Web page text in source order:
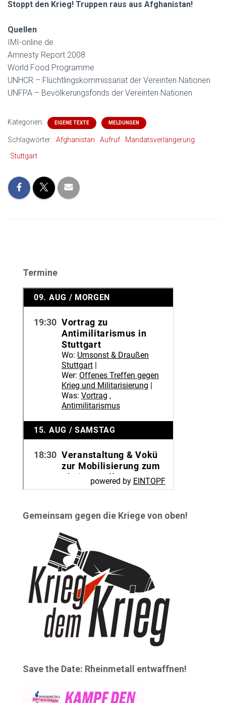
Stoppt den Krieg! Truppen raus aus Afghanistan!
Quellen
IMI-online.de
Amnesty Report 2008
World Food Programme
UNHCR – Flüchtlingskommissariat der Vereinten Nationen
UNFPA – Bevölkerungsfonds der Vereinten Nationen
Kategorien: EIGENE TEXTE MELDUNGEN
Schlagwörter: Afghanistan Aufruf
Mandatsverlängerung
Stuttgart
Termine
Gemeinsam gegen die Kriege von oben!
Save the Date: Rheinmetall entwaffnen!